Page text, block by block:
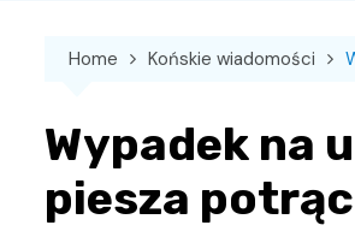
Kronika
Sport
Home Końskie wiadomości
Wypadek na
piesza